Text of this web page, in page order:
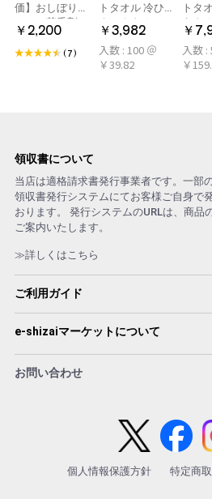
価】おしぼり用
アロマ芳香剤
LARME(ラルム)
シトラール 旧デ
￥2,200
(7)
トタオル 冷ひや
ネックタオル
50本×2パック
100本 冷感タオ
ル 首 個包装 日
￥3,982
入数 : 100 ＠
￥39.82
トタ
えタ
冷感
ト ア
り
￥
入数 :
￥
領収書について
当店は適格請求書発行事業者です。一部
領収書発行システムにてお客様ご自身で
おります。 発行システムのURLは、商品
ご案内いたします。
≫詳しくはこちら
ご利用ガイド
e-shizaiマーケットについて
お問い合わせ
個人情報保護方針 特定商